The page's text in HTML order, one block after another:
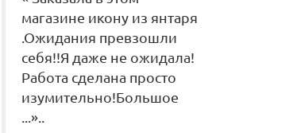
магазине икону из янтаря
.Ожидания превзошли
себя!!Я даже не ожидала!
Работа сделана просто
изумительно!Большое
...»..